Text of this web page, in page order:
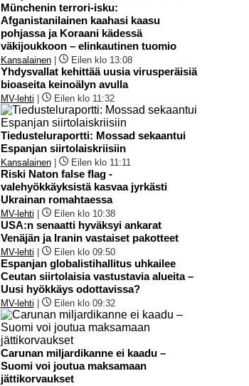
Münchenin terrori-isku:
Afganistanilainen kaahasi kaasu
pohjassa ja Koraani kädessä
väkijoukkoon – elinkautinen tuomio
Kansalainen| Eilen klo 13:08
Yhdysvallat kehittää uusia virusperäisiä
bioaseita keinoälyn avulla
MV-lehti Eilen klo 11:32
Tiedusteluraportti: Mossad sekaantui
Espanjan siirtolaiskriisiin
Kansalainen| Eilen klo 11:11
Riski Naton false flag -
valehyökkäyksistä kasvaa jyrkästi
Ukrainan romahtaessa
MV-lehti Eilen klo 10:38
USA:n senaatti hyväksyi ankarat
Venäjän ja Iranin vastaiset pakotteet
MV-lehti Eilen klo 09:50
Espanjan globalistihallitus uhkailee
Ceutan siirtolaisia vastustavia alueita –
Uusi hyökkäys odottavissa?
MV-lehti Eilen klo 09:32
Carunan miljardikanne ei kaadu –
Suomi voi joutua maksamaan
jättikorvaukset